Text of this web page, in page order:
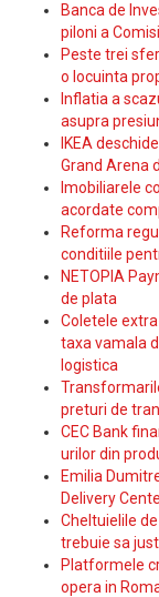
Banca de
piloni a
Peste trei
o locuinta
Inflatia a
asupra
IKEA
Grand Arena
Imobiliarele
acordate
Reforma
conditiile
NETOPIA
de plata
Coletele
taxa vamala
logistica
preturi de
CEC Bank
urilor din
Emilia
Delivery
Cheltuielile
trebuie sa
Platformele
opera in